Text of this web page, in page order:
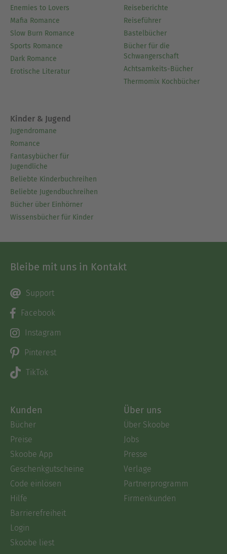
Enemies to Lovers
Mafia Romance
Slow Burn Romance
Sports Romance
Dark Romance
Erotische Literatur
Reiseberichte
Reiseführer
Bastelbücher
Bücher für die
Schwangerschaft
Achtsamkeits-Bücher
Thermomix Kochbücher
Kinder & Jugend
Jugendromane
Romance
Fantasybücher für
Jugendliche
Beliebte Kinderbuchreihen
Beliebte Jugendbuchreihen
Bücher über Einhörner
Wissensbücher für Kinder
Bleibe mit uns in Kontakt
Support
Facebook
Instagram
Pinterest
TikTok
Kunden
Bücher
Preise
Skoobe App
Geschenkgutscheine
Code einlösen
Hilfe
Barrierefreiheit
Login
Skoobe liest
Über uns
Über Skoobe
Jobs
Presse
Verlage
Partnerprogramm
Firmenkunden